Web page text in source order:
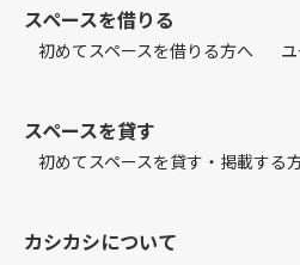
スペースを借りる
初めてスペースを借りる方へ
スペースを貸す
初めてスペースを貸す・掲載する
カシカシについて